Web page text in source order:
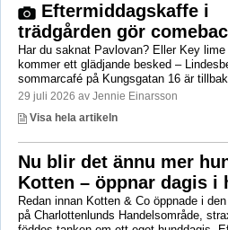
Eftermiddagskaffe i
trädgården gör
Har du saknat Pavlovan? Eller Key lime
kommer ett glädjande besked –
sommarcafé på Kungsgatan 16 är
29 juli 2026 av Jennie Einarsson
Visa hela artikeln
Nu blir det ännu mer
Kotten – öppnar dagis i
Redan innan Kotten & Co öppnade i
på Charlottenlunds Handelsområde,